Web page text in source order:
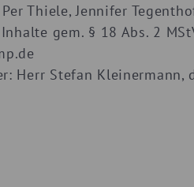
Thiele, Jennifer
gem. § 18 Abs. 2
Herr Stefan Kleinermann,